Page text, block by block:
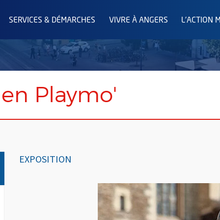
SERVICES & DÉMARCHES VIVRE À ANGERS L'ACTION
Playmo'
EXPOSITION